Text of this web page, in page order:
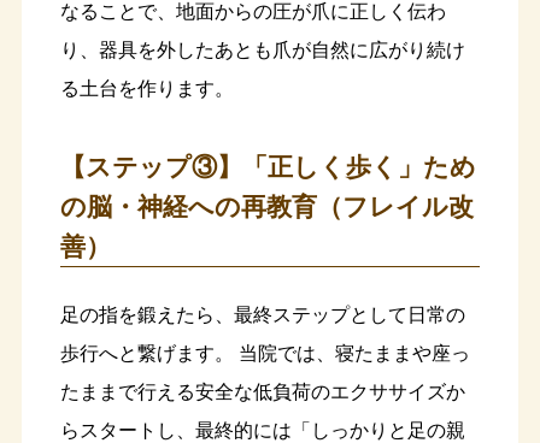
なることで、地面からの圧が爪に正しく伝わ
り、器具を外したあとも爪が自然に広がり続け
る土台を作ります。
【ステップ③】「正しく歩く」ため
の脳・神経への再教育（フレイル改
善）
足の指を鍛えたら、最終ステップとして日常の
歩行へと繋げます。 当院では、寝たままや座っ
たままで行える安全な低負荷のエクササイズか
らスタートし、最終的には「しっかりと足の親